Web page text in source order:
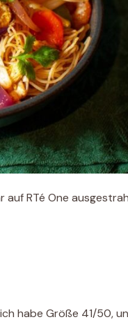
auf RTé One
habe Größe 41/50,